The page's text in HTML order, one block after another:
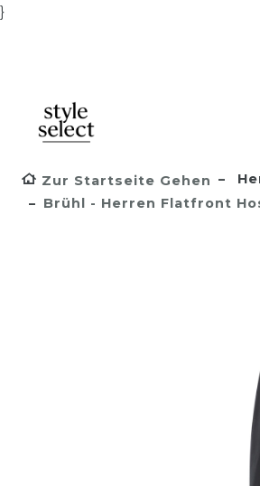
}
Zur Startseite Gehen
Brühl - Herren Flatfront